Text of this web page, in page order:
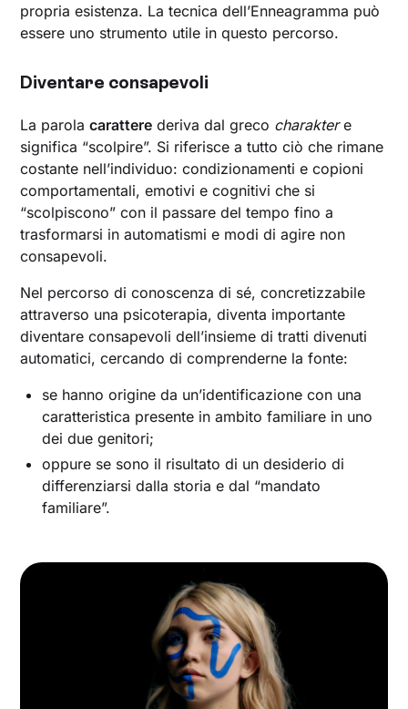
propria esistenza. La tecnica dell’Enneagramma può
essere uno strumento utile in questo percorso.
Diventare consapevoli
La parolacarattere deriva dal greco charaktere
significa “scolpire”. Si riferisce a tutto ciò che rimane
costante nell’individuo: condizionamenti e copioni
comportamentali, emotivi e cognitivi che si
“scolpiscono” con il passare del tempo fino a
trasformarsi in automatismi e modi di agire non
consapevoli.
Nel percorso di conoscenza di sé, concretizzabile
attraverso una psicoterapia, diventa importante
diventare consapevoli dell’insieme di tratti divenuti
automatici, cercando di comprenderne la fonte:
se hanno origine da un’identificazione con una
caratteristica presente in ambito familiare in uno
dei due genitori;
oppure se sono il risultato di un desiderio di
differenziarsi dalla storia e dal “mandato
familiare”.